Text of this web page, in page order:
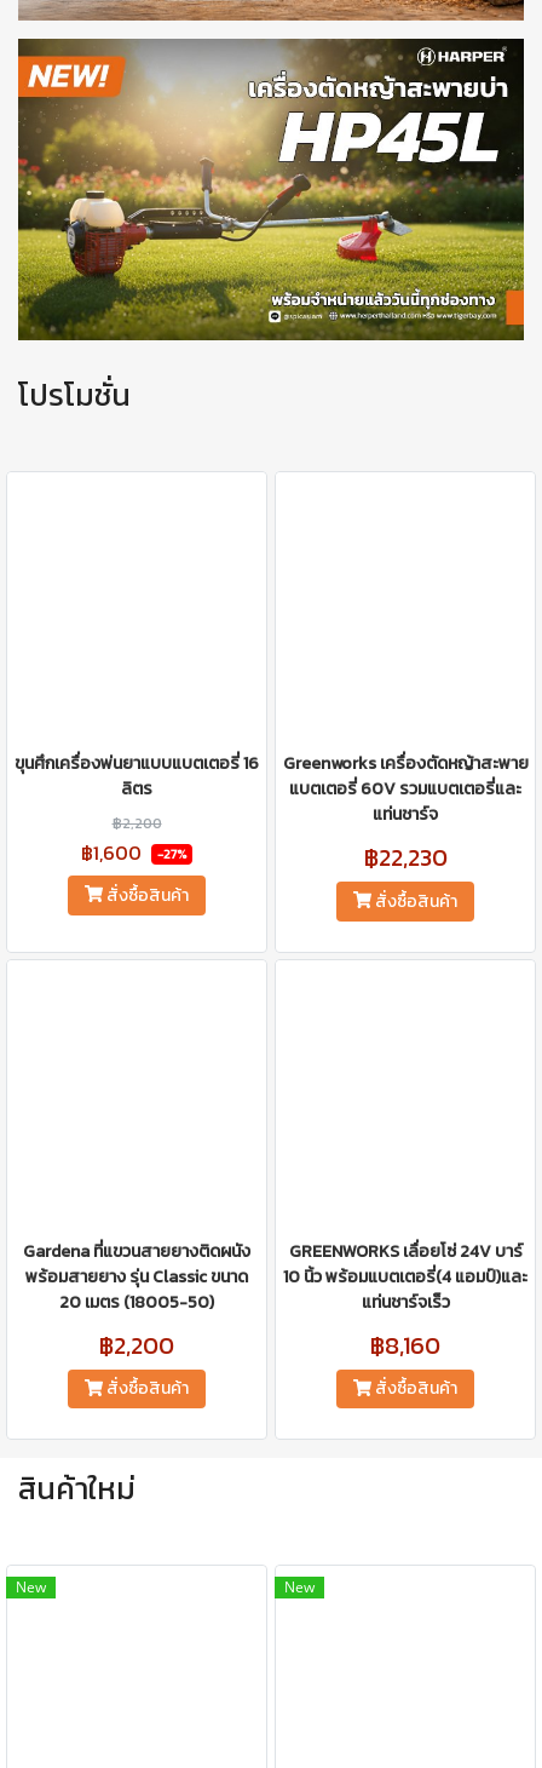
โปรโมชั่น
ขุนศึกเครื่องพ่นยาแบบแบตเตอรี่ 16
ลิตร
฿2,200
฿1,600 -27%
สั่งซื้อสินค้า
Greenworks เครื่องตัดหญ้าสะพาย
แบตเตอรี่ 60V รวมแบตเตอรี่และ
แท่นชาร์จ
฿22,230
สั่งซื้อสินค้า
Gardena ที่แขวนสายยางติดผนัง
พร้อมสายยาง รุ่น Classic ขนาด
20 เมตร (18005-50)
฿2,200
สั่งซื้อสินค้า
GREENWORKS เลื่อยโซ่ 24V บาร์
10 นิ้ว พร้อมแบตเตอรี่(4 แอมป์)และ
แท่นชาร์จเร็ว
฿8,160
สั่งซื้อสินค้า
สินค้าใหม่
New New